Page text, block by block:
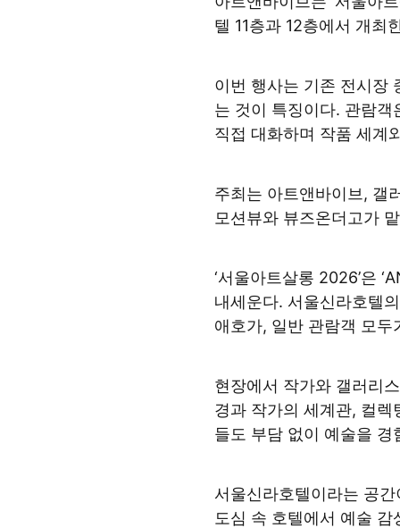
텔 11층과 12층에서 개최
이번 행사는 기존 전시장
는 것이 특징이다. 관람
직접 대화하며 작품 세계
주최는 아트앤바이브, 갤
모션뷰와 뷰즈온더고가
‘서울아트살롱 2026’은
내세운다. 서울신라호텔
애호가, 일반 관람객 모
현장에서 작가와 갤러리
경과 작가의 세계관, 컬
들도 부담 없이 예술을 경
서울신라호텔이라는 공
도심 속 호텔에서 예술